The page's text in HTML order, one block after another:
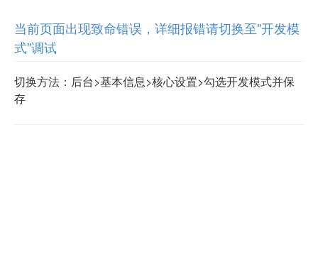
当前页面出现致命错误，详细报错请切换至"开发模
式"调试
切换方法：后台>基本信息>核心设置>勾选开发模式并保
存